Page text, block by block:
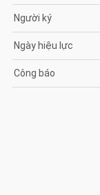
Người ký
Ngày hiệu lực
Công báo